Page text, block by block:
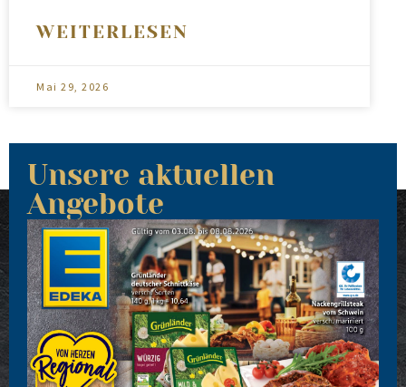
WEITERLESEN
Mai 29, 2026
Unsere aktuellen
Angebote